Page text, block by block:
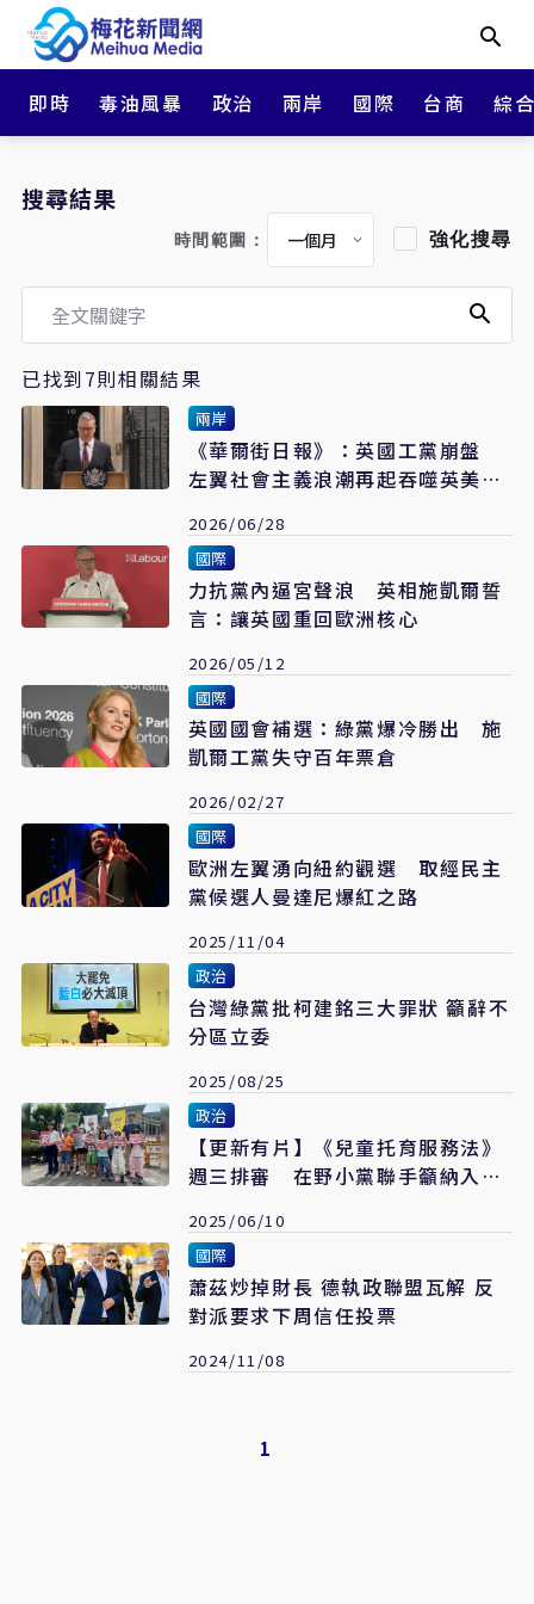
即時 毒油風暴 政治 兩岸 國際 台商 綜
搜尋結果
時間範圍： 強化搜尋
已找到7則相關結果
兩岸
《華爾街日報》：英國工黨崩盤
左翼社會主義浪潮再起吞噬英美政
2026/06/28
國際
力抗黨內逼宮聲浪 英相施凱爾誓
言：讓英國重回歐洲核心
2026/05/12
國際
英國國會補選：綠黨爆冷勝出 施
凱爾工黨失守百年票倉
2026/02/27
國際
歐洲左翼湧向紐約觀選 取經民主
黨候選人曼達尼爆紅之路
2025/11/04
政治
台灣綠黨批柯建銘三大罪狀 籲辭不
分區立委
2025/08/25
政治
【更新有片】《兒童托育服務法》
週三排審 在野小黨聯手籲納入實
2025/06/10
國際
蕭茲炒掉財長 德執政聯盟瓦解 反
對派要求下周信任投票
2024/11/08
1